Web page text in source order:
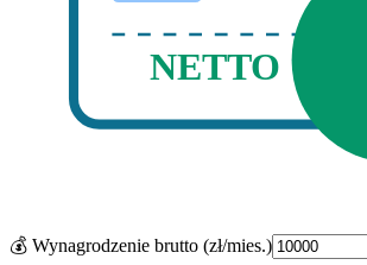
NETTO
💰 Wynagrodzenie brutto (zł/mies.)